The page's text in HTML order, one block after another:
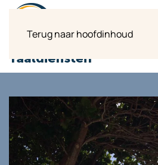
Terug naar hoofdinhoud